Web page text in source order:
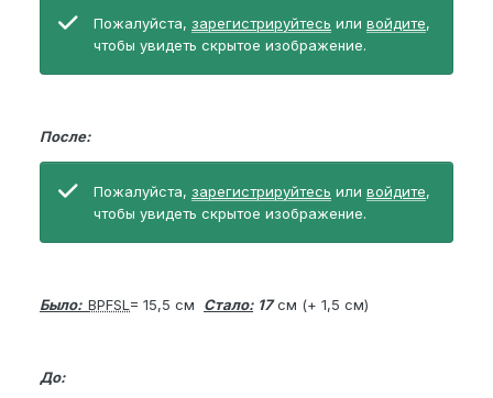
Пожалуйста, зарегистрируйтесь или войдите,
чтобы увидеть скрытое изображение.
После:
Пожалуйста, зарегистрируйтесь или войдите,
чтобы увидеть скрытое изображение.
Было: BPFSL = 15,5 см Стало: 17см (+ 1,5 см)
До: